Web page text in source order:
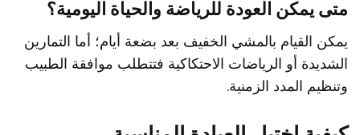
متى يمكن العودة للرياضة والحياة اليومية؟
يمكن القيام بالمشي الخفيف بعد بضعة أيام؛ أما التمارين
الشديدة أو الرياضات الاحتكاكية فتتطلب موافقة الطبيب
وتنظيم المدد الزمنية.